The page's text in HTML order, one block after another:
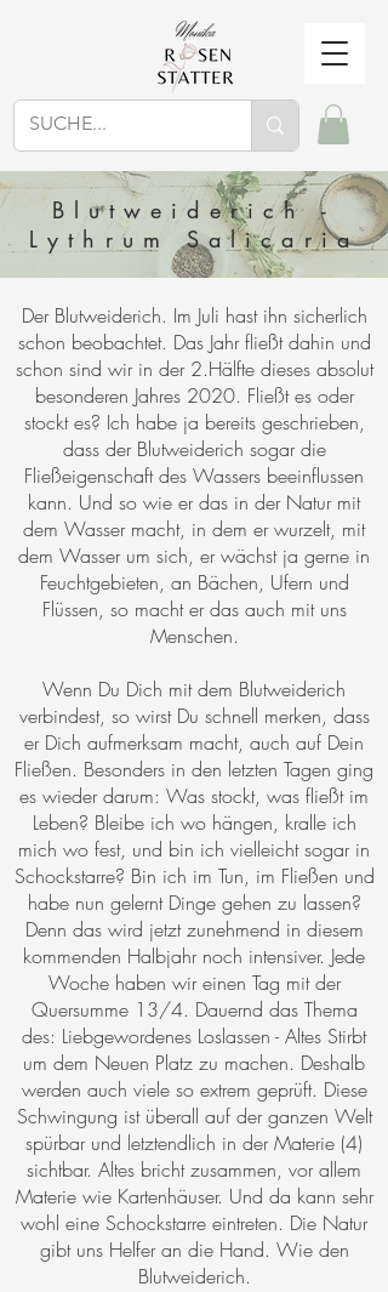
Blutweiderich -
Lythrum Salicaria
Der Blutweiderich. Im Juli hast ihn sicherlich
schon beobachtet. Das Jahr fließt dahin und
schon sind wir in der 2.Hälfte dieses absolut
besonderen Jahres 2020. Fließt es oder
stockt es? Ich habe ja bereits geschrieben,
dass der Blutweiderich sogar die
Fließeigenschaft des Wassers beeinflussen
kann. Und so wie er das in der Natur mit
dem Wasser macht, in dem er wurzelt, mit
dem Wasser um sich, er wächst ja gerne in
Feuchtgebieten, an Bächen, Ufern und
Flüssen, so macht er das auch mit uns
Menschen.
Wenn Du Dich mit dem Blutweiderich
verbindest, so wirst Du schnell merken, dass
er Dich aufmerksam macht, auch auf Dein
Fließen. Besonders in den letzten Tagen ging
es wieder darum: Was stockt, was fließt im
Leben? Bleibe ich wo hängen, kralle ich
mich wo fest, und bin ich vielleicht sogar in
Schockstarre? Bin ich im Tun, im Fließen und
habe nun gelernt Dinge gehen zu lassen?
Denn das wird jetzt zunehmend in diesem
kommenden Halbjahr noch intensiver. Jede
Woche haben wir einen Tag mit der
Quersumme 13/4. Dauernd das Thema
des: Liebgewordenes Loslassen - Altes Stirbt
um dem Neuen Platz zu machen. Deshalb
werden auch viele so extrem geprüft. Diese
Schwingung ist überall auf der ganzen Welt
spürbar und letztendlich in der Materie (4)
sichtbar. Altes bricht zusammen, vor allem
Materie wie Kartenhäuser. Und da kann sehr
wohl eine Schockstarre eintreten. Die Natur
gibt uns Helfer an die Hand. Wie den
Blutweiderich.